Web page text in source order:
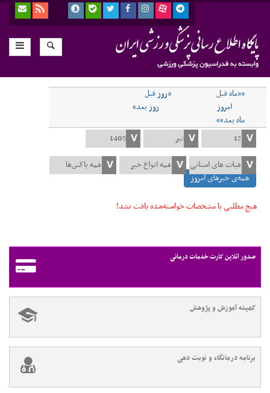
««ماه قبل
«روز قبل
امروز
روز بعد»
ماه بعد»»
همه‌ی خبرهای امروز
هیچ مطلبی با مشخصات خواسته‌شده یافت نشد!
صدور آنلاین کارت خدمات درمانی
کمیته آموزش و پژوهش
برنامه درمانگاه و نوبت دهی